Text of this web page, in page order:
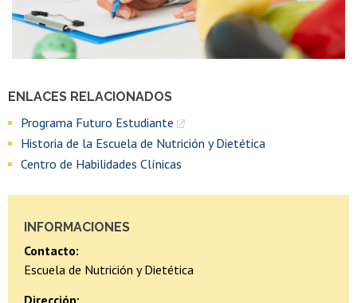
ENLACES RELACIONADOS
Programa Futuro Estudiante
Historia de la Escuela de Nutrición y Dietética
Centro de Habilidades Clínicas
INFORMACIONES
Contacto:
Escuela de Nutrición y Dietética